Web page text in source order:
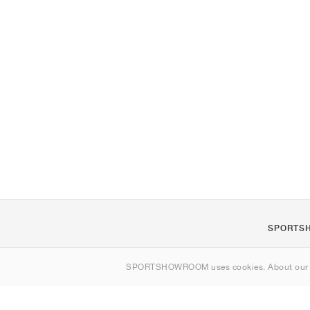
SPORTSHOWROOM uses cookies. About our
Kontakt